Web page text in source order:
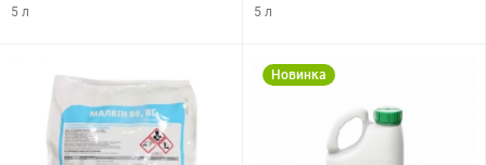
5 л 5 л
Новинка